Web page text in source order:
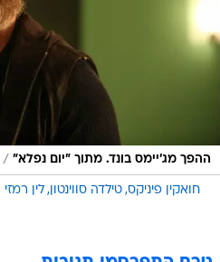
ההפך מג'יימס בונד. מתוך "יום נפלא" /
חואקין פיניקס טילדה סווינטון לין רמזי